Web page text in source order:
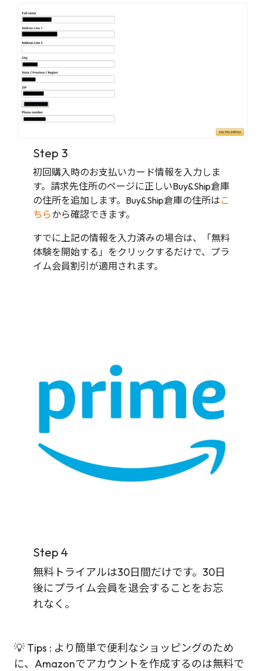
Step 3
初回購入時のお支払いカード情報を入力しま
す。請求先住所のページに正しいBuy&Ship倉庫
の住所を追加します。Buy&Ship倉庫の住所はこ
ちらから確認できます。
すでに上記の情報を入力済みの場合は、「無料
体験を開始する」をクリックするだけで、プラ
イム会員割引が適用されます。
Step 4
無料トライアルは30日間だけです。30日
後にプライム会員を退会することをお忘
れなく。
💡 Tips : より簡単で便利なショッピングのため
に、Amazonでアカウントを作成するのは無料で